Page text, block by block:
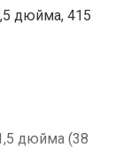
дюйма (38